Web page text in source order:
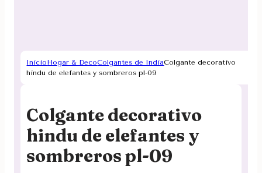
InicioHogar & DecoColgantes de IndiaColgante decorativo
hindu de elefantes y sombreros pl-09
Colgante decorativo
hindu de elefantes y
sombreros pl-09